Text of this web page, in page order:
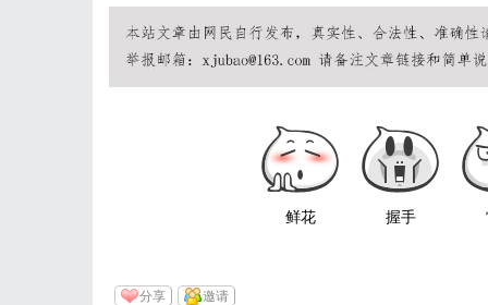
鲜花 握手
分享 邀请